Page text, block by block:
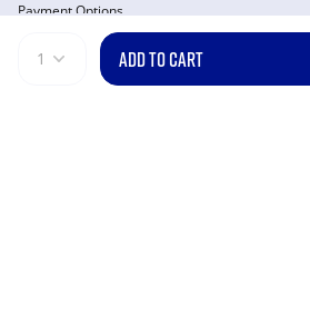
1 ADD TO CART
Payment Options
Privacy & Policy
Manage Cookies